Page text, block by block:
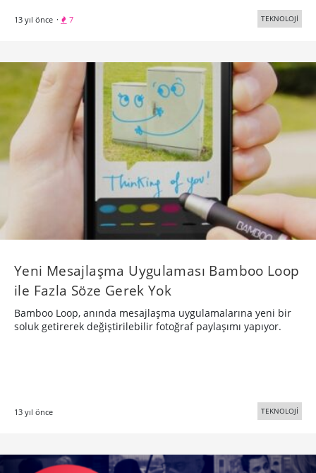
13 yıl önce · 7 TEKNOLOJİ
Yeni Mesajlaşma Uygulaması Bamboo Loop
ile Fazla Söze Gerek Yok
Bamboo Loop, anında mesajlaşma uygulamalarına yeni bir
soluk getirerek değiştirilebilir fotoğraf paylaşımı yapıyor.
13 yıl önce TEKNOLOJİ